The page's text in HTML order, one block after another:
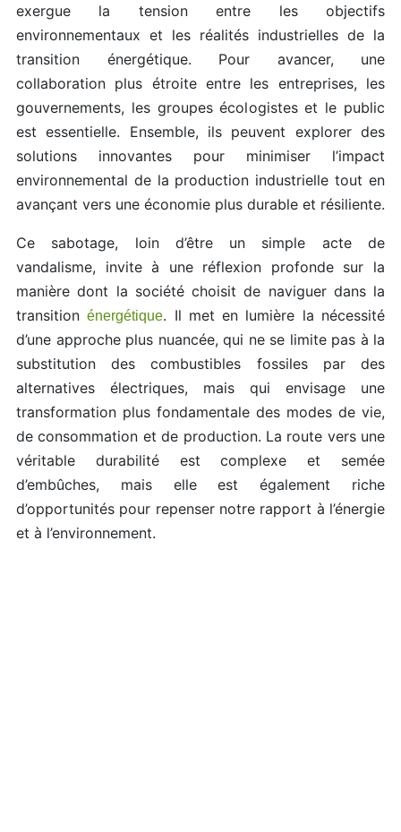
exergue la tension entre les objectifs
environnementaux et les réalités industrielles de la
transition énergétique. Pour avancer, une
collaboration plus étroite entre les entreprises, les
gouvernements, les groupes écologistes et le public
est essentielle. Ensemble, ils peuvent explorer des
solutions innovantes pour minimiser l’impact
environnemental de la production industrielle tout en
avançant vers une économie plus durable et résiliente.
Ce sabotage, loin d’être un simple acte de
vandalisme, invite à une réflexion profonde sur la
manière dont la société choisit de naviguer dans la
transitionénergétique. Il met en lumière la nécessité
d’une approche plus nuancée, qui ne se limite pas à la
substitution des combustibles fossiles par des
alternatives électriques, mais qui envisage une
transformation plus fondamentale des modes de vie,
de consommation et de production. La route vers une
véritable durabilité est complexe et semée
d’embûches, mais elle est également riche
d’opportunités pour repenser notre rapport à l’énergie
et à l’environnement.